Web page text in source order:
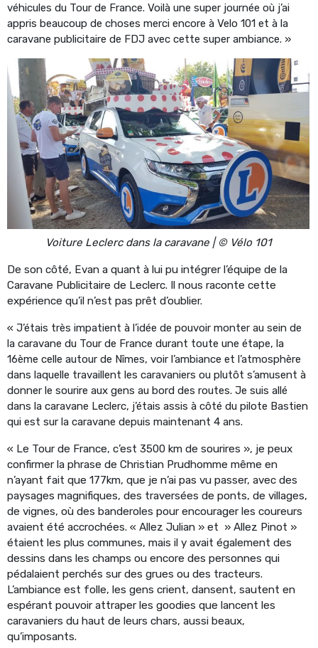
véhicules du Tour de France. Voilà une super journée où j’ai
appris beaucoup de choses merci encore à Velo 101 et à la
caravane publicitaire de FDJ avec cette super ambiance. »
Voiture Leclerc dans la caravane | © Vélo 101
De son côté, Evan a quant à lui pu intégrer l’équipe de la
Caravane Publicitaire de Leclerc. Il nous raconte cette
expérience qu’il n’est pas prêt d’oublier.
« J’étais très impatient à l’idée de pouvoir monter au sein de
la caravane du Tour de France durant toute une étape, la
16ème celle autour de Nîmes, voir l’ambiance et l’atmosphère
dans laquelle travaillent les caravaniers ou plutôt s’amusent à
donner le sourire aux gens au bord des routes. Je suis allé
dans la caravane Leclerc, j’étais assis à côté du pilote Bastien
qui est sur la caravane depuis maintenant 4 ans.
« Le Tour de France, c’est 3500 km de sourires », je peux
confirmer la phrase de Christian Prudhomme même en
n’ayant fait que 177km, que je n’ai pas vu passer, avec des
paysages magnifiques, des traversées de ponts, de villages,
de vignes, où des banderoles pour encourager les coureurs
avaient été accrochées. « Allez Julian » et » Allez Pinot »
étaient les plus communes, mais il y avait également des
dessins dans les champs ou encore des personnes qui
pédalaient perchés sur des grues ou des tracteurs.
L’ambiance est folle, les gens crient, dansent, sautent en
espérant pouvoir attraper les goodies que lancent les
caravaniers du haut de leurs chars, aussi beaux,
qu’imposants.